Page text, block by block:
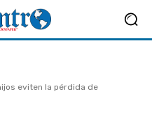
eviten la pérdida de